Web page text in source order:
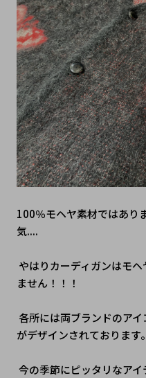
100％モヘヤ素材ではあり
気....
ません！！！
がデザインされております。
今の季節にピッタリなアイ